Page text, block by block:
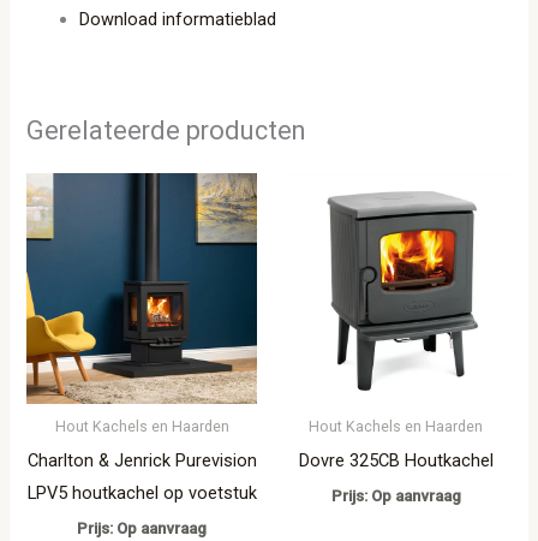
Download informatieblad
Gerelateerde producten
Hout Kachels en Haarden
Charlton & Jenrick Purevision
LPV5 houtkachel op voetstuk
Prijs: Op aanvraag
Hout Kachels en Haarden
Dovre 325CB Houtkachel
Prijs: Op aanvraag